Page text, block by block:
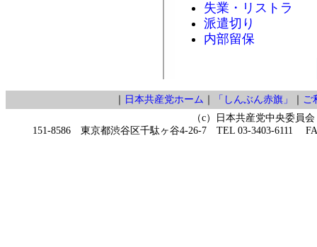
失業・リストラ
派遣切り
内部留保
日本共産党ホーム 「しんぶん赤旗」
ご
（c）日本共産党中央委員会
151-8586 東京都渋谷区千駄ヶ谷4-26-7 TEL 03-3403-6111